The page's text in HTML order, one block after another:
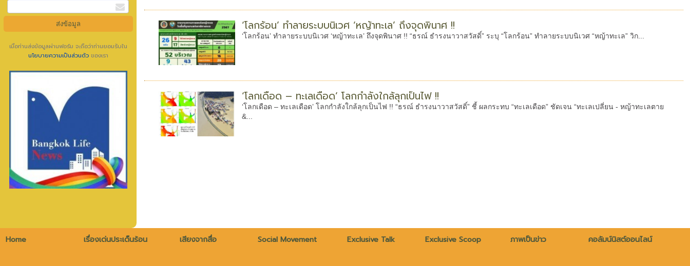
เมื่อท่านส่งข้อมูลผ่านฟอร์ม จะถือว่าท่านยอมรับใน
นโยบายความเป็นส่วนตัว ของเรา
‘โลกร้อน’ ทำลายระบบนิเวศ ‘หญ้าทะเล’ ถึงจุดพินาศ !!
‘โลกร้อน’ ทำลายระบบนิเวศ ‘หญ้าทะเล’ ถึงจุดพินาศ !! “ธรณ์ ธำรงนาวาสวัสดิ์” ระบุ “โลกร้อน” ทำลายระบบนิเวศ “หญ้าทะเล” วิก...
‘โลกเดือด – ทะเลเดือด’ โลกกำลังใกล้ลุกเป็นไฟ !!
‘โลกเดือด – ทะเลเดือด’ โลกกำลังใกล้ลุกเป็นไฟ !! “ธรณ์ ธำรงนาวาสวัสดิ์” ชี้ ผลกระทบ “ทะเลเดือด” ชัดเจน “ทะเลเปลี่ยน - หญ้าทะเลตาย
&...
Home เรื่องเด่นประเด็นร้อน เสียงจากสื่อ Social Movement Exclusive Talk Exclusive Scoop ภาพเป็นข่าว คอลัมน์นิสต์ออนไลน์